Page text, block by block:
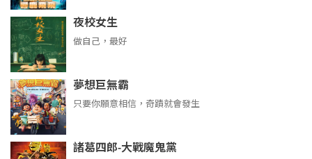
夜校女生
做自己，最好
夢想巨無霸
只要你願意相信，奇蹟就會發生
諸葛四郎-大戰魔鬼黨